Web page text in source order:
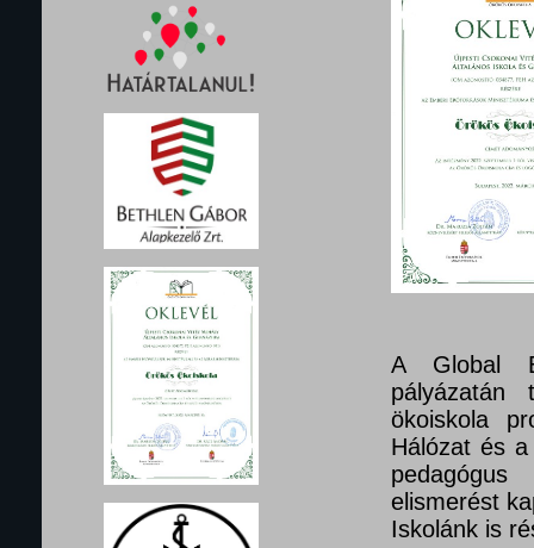
A Global
pályázatán
ökoiskola
Hálózat és
elismerést
Iskolánk is